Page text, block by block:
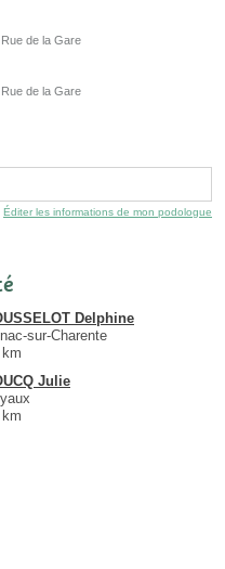
de la Gare
de la Gare
Éditer les informations de mon podologue
Delphine
sur-Charente
Julie